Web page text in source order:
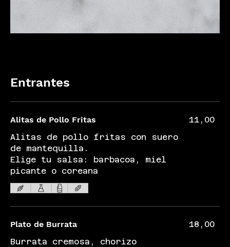
Entrantes
Alitas de Pollo Fritas
Alitas de pollo fritas con suero
de mantequilla.
Elige tu salsa: barbacoa, miel
picante o coreana
11,00
Plato de Burrata
Burrata cremosa, chorizo
18,00